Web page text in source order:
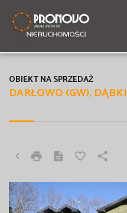
DARŁOWO (GW), DĄBKI
OBIEKT NA SPRZEDAŻ